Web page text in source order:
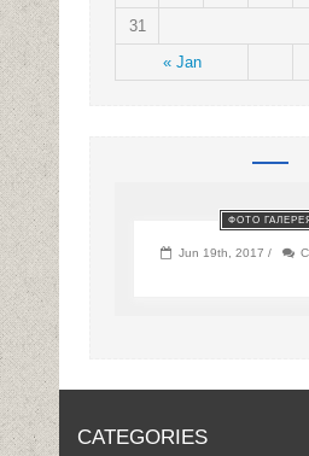
« Jan
31
ФОТО
Jun 19th, 2017 /
CATEGORIES